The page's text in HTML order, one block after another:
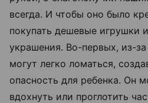
всегда. И чтобы оно было
покупать дешевые игрушки
украшения. Во-первых, из-за
могут легко ломаться,
опасность для ребенка. Он
вдохнуть или проглотить